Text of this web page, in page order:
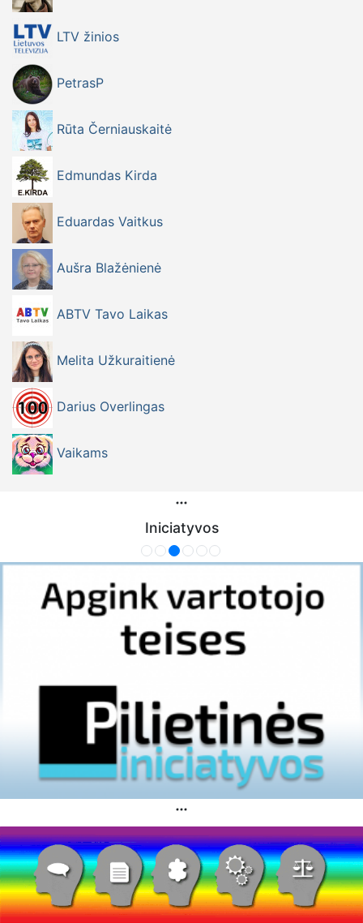
LTV žinios
PetrasP
Rūta Černiauskaitė
Edmundas Kirda
Eduardas Vaitkus
Aušra Blažėnienė
ABTV Tavo Laikas
Melita Užkuraitienė
Darius Overlingas
Vaikams
Iniciatyvos